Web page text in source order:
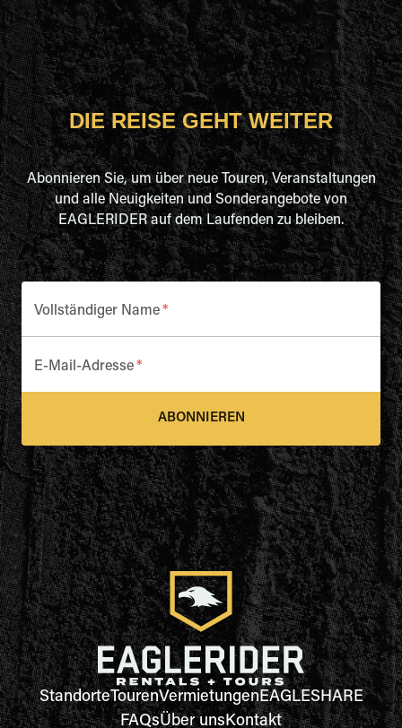
DIE REISE GEHT WEITER
Abonnieren Sie, um über neue Touren, Veranstaltungen
und alle Neuigkeiten und Sonderangebote von
EAGLERIDER auf dem Laufenden zu bleiben.
Vollständiger Name*
E-Mail-Adresse*
ABONNIEREN
StandorteTourenVermietungenEAGLESHARE
FAQsÜber unsKontakt